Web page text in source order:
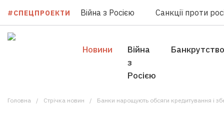
#СПЕЦПРОЕКТИ Війна з Росією Санкції проти
Новини
Війна
з
Росією
Банкрутство
Головна Стрічка новин Банки нарощують обсяги кредитування і